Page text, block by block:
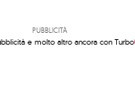
PUBBLICITÀ
e molto altro ancora con Turbo